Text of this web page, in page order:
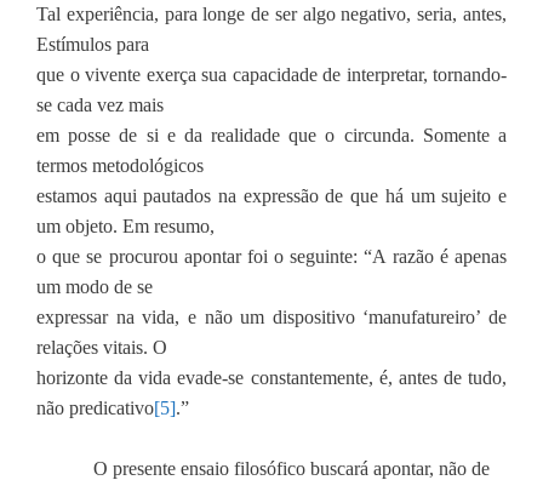
Tal experiência, para longe de ser algo negativo, seria, antes,
Estímulos para
que o vivente exerça sua capacidade de interpretar, tornando-
se cada vez mais
em posse de si e da realidade que o circunda. Somente a
termos metodológicos
estamos aqui pautados na expressão de que há um sujeito e
um objeto. Em resumo,
o que se procurou apontar foi o seguinte: “A razão é apenas
um modo de se
expressar na vida, e não um dispositivo ‘manufatureiro’ de
relações vitais. O
horizonte da vida evade-se constantemente, é, antes de tudo,
não predicativo[5].”
O presente ensaio filosófico buscará apontar, não de